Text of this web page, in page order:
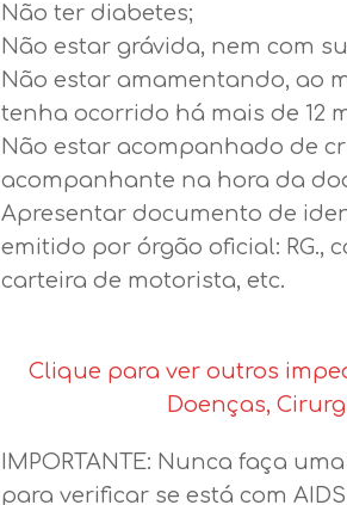
Não ter diabetes;
Não estar grávida, nem com
Não estar amamentando, ao
tenha ocorrido há mais de 12
Não estar acompanhado de
acompanhante na hora da
Apresentar documento de
emitido por órgão oficial: RG.,
carteira de motorista, etc.
Clique para ver outros
Doenças,
IMPORTANTE: Nunca faça
para verificar se está com